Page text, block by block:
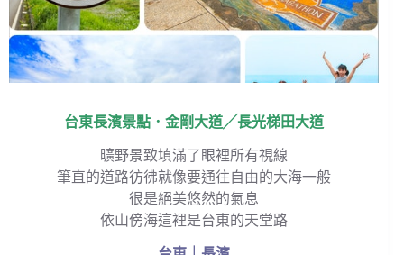
台東長濱景點．金剛大道╱長光梯田大道
曠野景致填滿了眼裡所有視線
筆直的道路彷彿就像要通往自由的大海一般
很是絕美悠然的氣息
依山傍海這裡是台東的天堂路